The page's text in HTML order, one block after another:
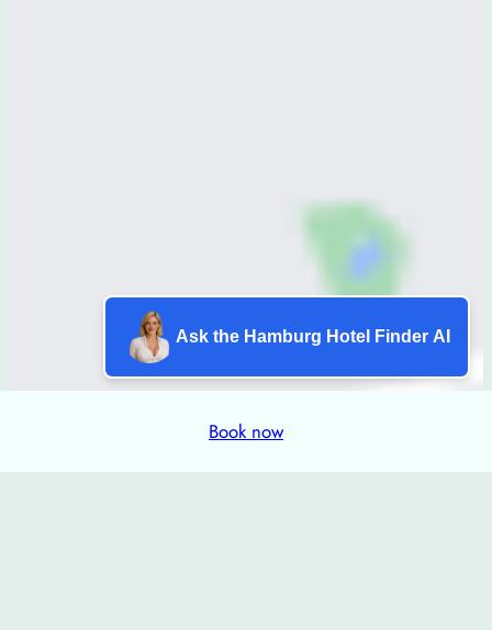
Book now
Ask the Hamburg Hotel Finder AI